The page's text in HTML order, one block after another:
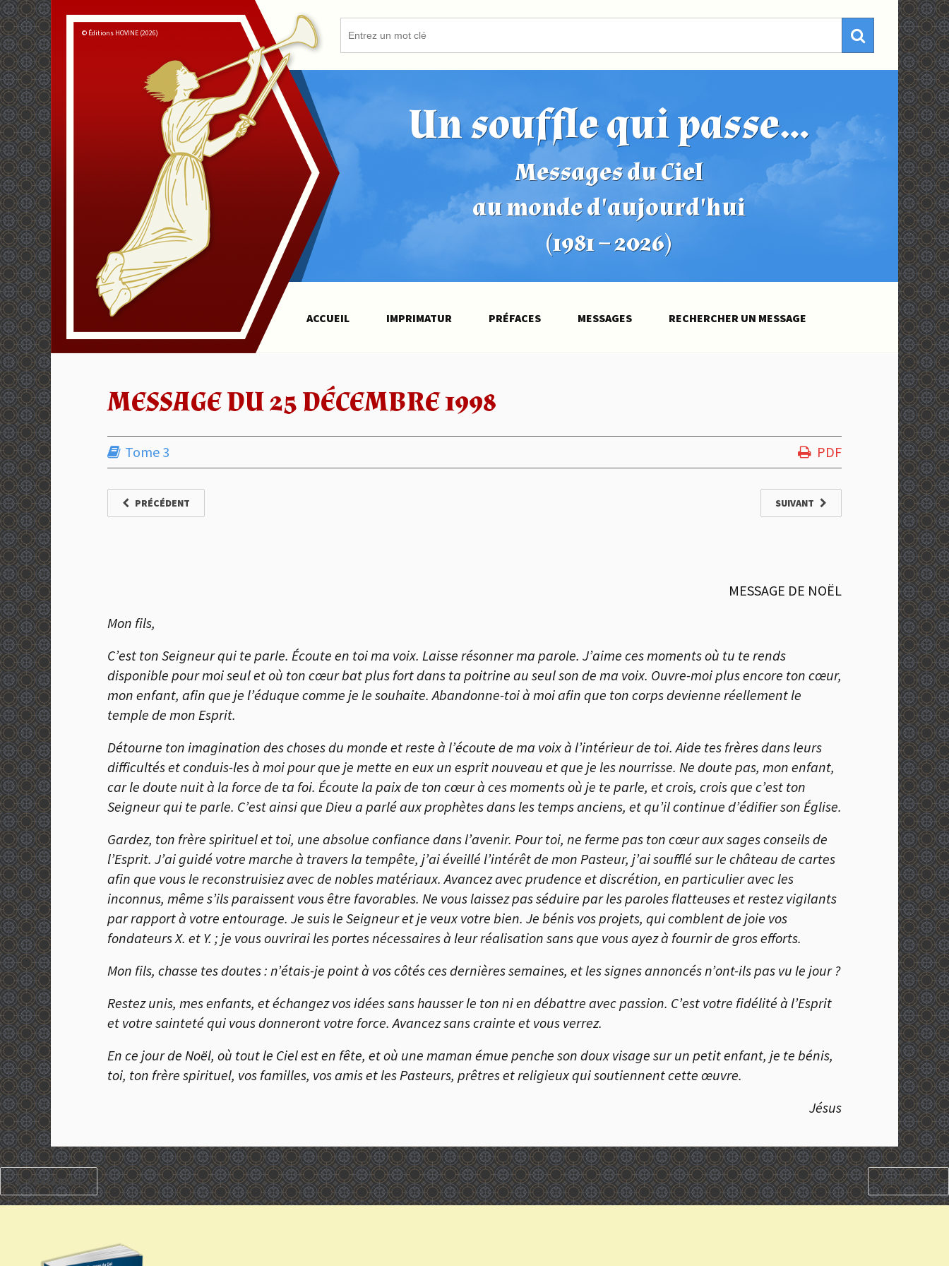
Un souffle qui passe...
Messages du Ciel
au monde d'aujourd'hui
(1981 – 2026)
© Éditions HOVINE (2026)
ACCUEIL IMPRIMATUR PRÉFACES MESSAGES RECHERCHER UN MESSAGE
MESSAGE DU 25 DÉCEMBRE 1998
Tome 3 PDF
PRÉCÉDENT SUIVANT
MESSAGE DE NOËL
Mon fils,
C’est ton Seigneur qui te parle. Écoute en toi ma voix. Laisse résonner ma parole. J’aime ces moments où tu te rends
disponible pour moi seul et où ton cœur bat plus fort dans ta poitrine au seul son de ma voix. Ouvre-moi plus encore ton cœur,
mon enfant, afin que je l’éduque comme je le souhaite. Abandonne-toi à moi afin que ton corps devienne réellement le
temple de mon Esprit.
Détourne ton imagination des choses du monde et reste à l’écoute de ma voix à l’intérieur de toi. Aide tes frères dans leurs
difficultés et conduis-les à moi pour que je mette en eux un esprit nouveau et que je les nourrisse. Ne doute pas, mon enfant,
car le doute nuit à la force de ta foi. Écoute la paix de ton cœur à ces moments où je te parle, et crois, crois que c’est ton
Seigneur qui te parle. C’est ainsi que Dieu a parlé aux prophètes dans les temps anciens, et qu’il continue d’édifier son Église.
Gardez, ton frère spirituel et toi, une absolue confiance dans l’avenir. Pour toi, ne ferme pas ton cœur aux sages conseils de
l’Esprit. J’ai guidé votre marche à travers la tempête, j’ai éveillé l’intérêt de mon Pasteur, j’ai soufflé sur le château de cartes
afin que vous le reconstruisiez avec de nobles matériaux. Avancez avec prudence et discrétion, en particulier avec les
inconnus, même s’ils paraissent vous être favorables. Ne vous laissez pas séduire par les paroles flatteuses et restez vigilants
par rapport à votre entourage. Je suis le Seigneur et je veux votre bien. Je bénis vos projets, qui comblent de joie vos
fondateurs X. et Y. ; je vous ouvrirai les portes nécessaires à leur réalisation sans que vous ayez à fournir de gros efforts.
Mon fils, chasse tes doutes : n’étais-je point à vos côtés ces dernières semaines, et les signes annoncés n’ont-ils pas vu le jour ?
Restez unis, mes enfants, et échangez vos idées sans hausser le ton ni en débattre avec passion. C’est votre fidélité à l’Esprit
et votre sainteté qui vous donneront votre force. Avancez sans crainte et vous verrez.
En ce jour de Noël, où tout le Ciel est en fête, et où une maman émue penche son doux visage sur un petit enfant, je te bénis,
toi, ton frère spirituel, vos familles, vos amis et les Pasteurs, prêtres et religieux qui soutiennent cette œuvre.
Jésus
PRÉCÉDENT SUIVANT